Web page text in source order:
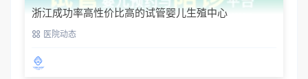
浙江成功率高性价比高的试管婴儿生殖中心
医院动态